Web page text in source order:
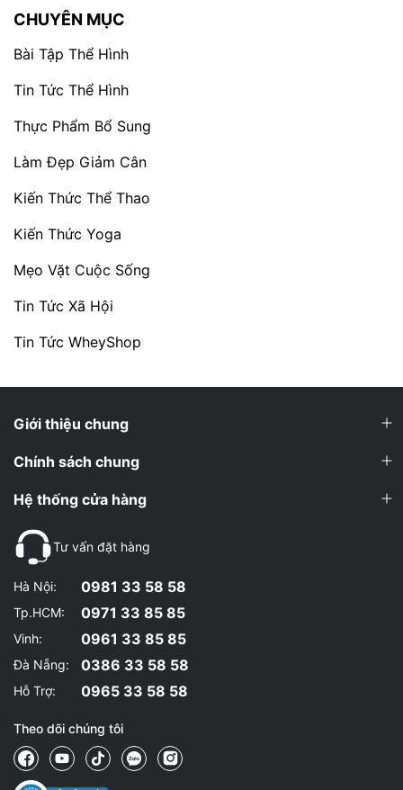
CHUYÊN MỤC
Bài Tập Thể Hình
Tin Tức Thể Hình
Thực Phẩm Bổ Sung
Làm Đẹp Giảm Cân
Kiến Thức Thể Thao
Kiến Thức Yoga
Mẹo Vặt Cuộc Sống
Tin Tức Xã Hội
Tin Tức WheyShop
Giới thiệu chung
Chính sách chung
Hệ thống cửa hàng
Tư vấn đặt hàng
Hà Nội: 0981 33 58 58
Tp.HCM: 0971 33 85 85
Vinh: 0961 33 85 85
Đà Nẵng: 0386 33 58 58
Hỗ Trợ: 0965 33 58 58
Theo dõi chúng tôi